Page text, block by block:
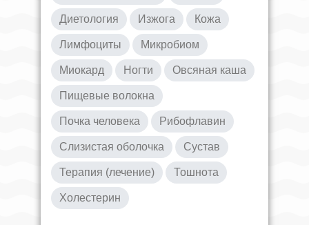
Диетология Изжога Кожа
Лимфоциты Микробиом
Миокард Ногти Овсяная каша
Пищевые волокна
Почка человека Рибофлавин
Слизистая оболочка Сустав
Терапия (лечение) Тошнота
Холестерин